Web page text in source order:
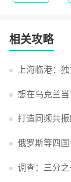
相关攻略
上海临港：
想在乌克兰
打造同频共振
俄罗斯等四国
调查：三分之一美